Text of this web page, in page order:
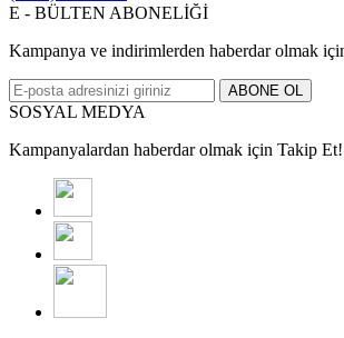
E - BÜLTEN ABONELİĞİ
Kampanya ve indirimlerden haberdar olmak
ABONE OL
SOSYAL MEDYA
Kampanyalardan haberdar olmak için Takip Et!